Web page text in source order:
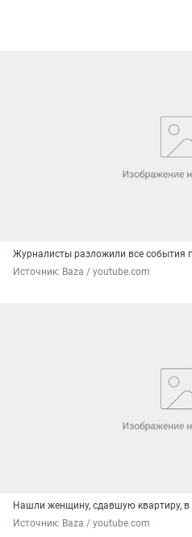
Журналисты разложили все события
Источник: Baza / youtube.com
Нашли женщину, сдавшую квартиру,
Источник: Baza / youtube.com